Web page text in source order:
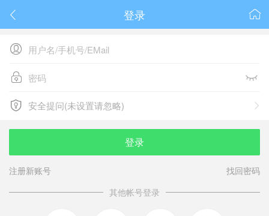
 
登录

 
 
安全提问(未设置请忽略)
安全提问(未设置请忽略)
登录
注册新账号
找回密码
其他帐号登录